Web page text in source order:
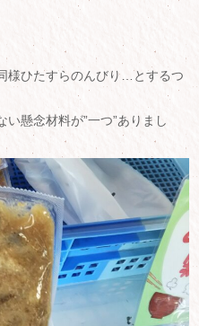
様ひたすらのんびり…とするつ
懸念材料が”一つ”ありまし